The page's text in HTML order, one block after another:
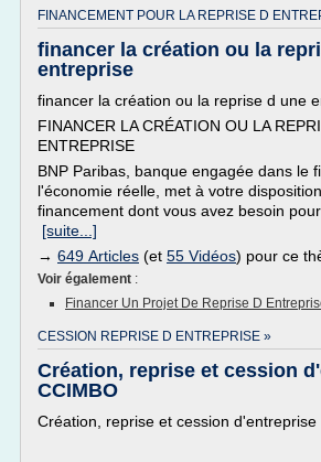
FINANCEMENT POUR LA REPRISE D
financer la création ou la
entreprise
financer la création ou la reprise d une
FINANCER LA CRÉATION OU LA
ENTREPRISE
BNP Paribas, banque engagée dans le
l'économie réelle, met à votre
financement dont vous avez besoin pour
[suite...]
→ 649 Articles (et 55 Vidéos) pour ce
Voir également :
Financer Un Projet De Reprise D
CESSION REPRISE D ENTREPRISE »
Création, reprise et cession
CCIMBO
Création, reprise et cession d'entreprise